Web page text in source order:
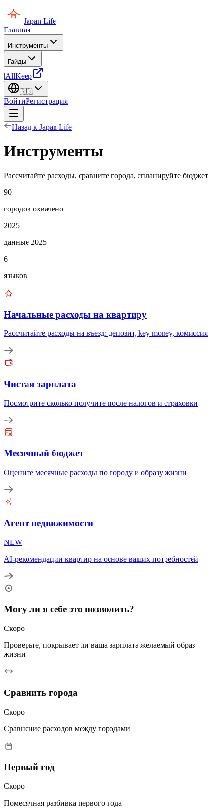
Japan Life
Главная
Инструменты
Гайды
|AllKeep
🇷🇺
ВойтиРегистрация
Назад к Japan Life
Инструменты
Рассчитайте расходы, сравните города, спланируйте бюджет
90
городов охвачено
2025
данные 2025
6
языков
Начальные расходы на квартиру
Рассчитайте расходы на въезд: депозит, key money, комиссия
Чистая зарплата
Посмотрите сколько получите после налогов и страховки
Месячный бюджет
Оцените месячные расходы по городу и образу жизни
Агент недвижимости
NEW
AI-рекомендации квартир на основе ваших потребностей
Могу ли я себе это позволить?
Скоро
Проверьте, покрывает ли ваша зарплата желаемый образ
жизни
Сравнить города
Скоро
Сравнение расходов между городами
Первый год
Скоро
Помесячная разбивка первого года